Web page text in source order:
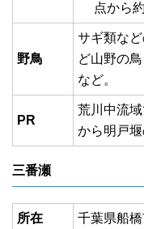
点から
野鳥
サギ類な
ど山野の
など。
PR
荒川中流
から明戸堰
三番瀬
所在 千葉県船